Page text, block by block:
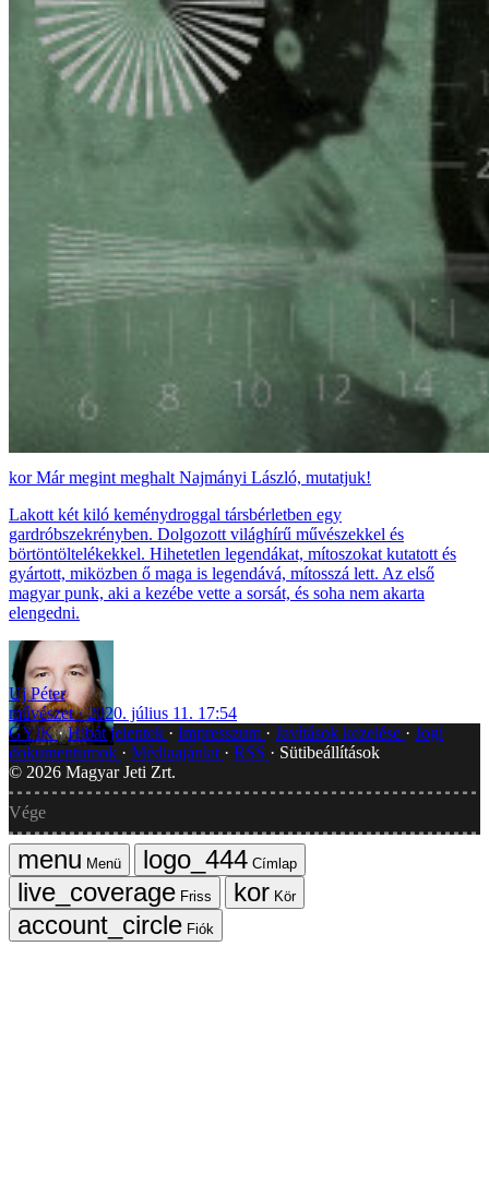
Már megint meghalt Najmányi László, mutatjuk!
Lakott két kiló keménydroggal társbérletben egy
gardróbszekrényben. Dolgozott világhírű művészekkel és
börtöntöltelékekkel. Hihetetlen legendákat, mítoszokat kutatott és
gyártott, miközben ő maga is legendává, mítosszá lett. Az első
magyar punk, aki a kezébe vette a sorsát, és soha nem akarta
elengedni.
Uj Péter
művészet
2020. július 11. 17:54
GYIK Hibát jelentek Impresszum Javítások kezelése
Jogi
dokumentumok
Médiaajánlat RSS
Sütibeállítások
© 2026 Magyar Jeti Zrt.
Vége
Menü
Címlap
Friss
Kör
Fiók